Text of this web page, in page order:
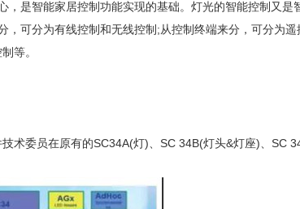
，是智能家居控制功能实现的基础。灯光的智能控制又
，可分为有线控制和无线控制;从控制终端来分，可分为
等。
术委员在原有的SC34A(灯)、SC 34B(灯头&灯座)、